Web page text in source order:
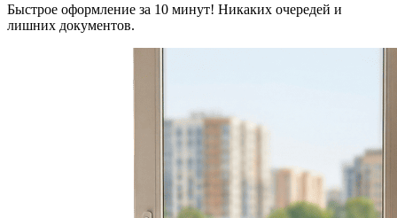
Быстрое оформление за 10 минут! Никаких очередей и
лишних документов.